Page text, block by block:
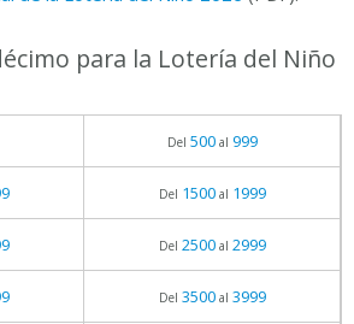
para la Lotería del Niño
Del 500al 999
Del 1500al 1999
Del 2500al 2999
Del 3500al 3999